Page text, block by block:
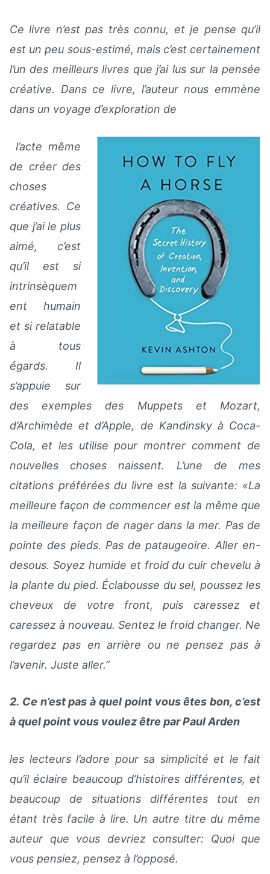
Ce livre n’est pas très connu, et je pense qu’il
est un peu sous-estimé, mais c’est certainement
l’un des meilleurs livres que j’ai lus sur la pensée
créative. Dans ce livre, l’auteur nous emmène
dans un voyage d’exploration de
l’acte même
de créer des
choses
créatives. Ce
que j’ai le plus
aimé, c’est
qu’il est si
intrinsèquem
ent humain
et si relatable
à tous
égards. Il
s’appuie sur
des exemples des Muppets et Mozart,
d’Archimède et d’Apple, de Kandinsky à Coca-
Cola, et les utilise pour montrer comment de
nouvelles choses naissent. L’une de mes
citations préférées du livre est la suivante: «La
meilleure façon de commencer est la même que
la meilleure façon de nager dans la mer. Pas de
pointe des pieds. Pas de pataugeoire. Aller en-
desous. Soyez humide et froid du cuir chevelu à
la plante du pied. Éclabousse du sel, poussez les
cheveux de votre front, puis caressez et
caressez à nouveau. Sentez le froid changer. Ne
regardez pas en arrière ou ne pensez pas à
l’avenir. Juste aller.”
2. Ce n’est pas à quel point vous êtes bon, c’est
à quel point vous voulez être par Paul Arden
les lecteurs l’adore pour sa simplicité et le fait
qu’il éclaire beaucoup d’histoires différentes, et
beaucoup de situations différentes tout en
étant très facile à lire. Un autre titre du même
auteur que vous devriez consulter: Quoi que
vous pensiez, pensez à l’opposé.